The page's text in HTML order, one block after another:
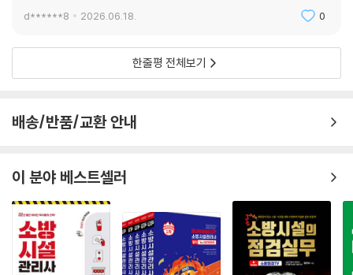
d******8 2026.06.18. 0
한줄평 전체보기
배송/반품/교환 안내
이 분야 베스트셀러